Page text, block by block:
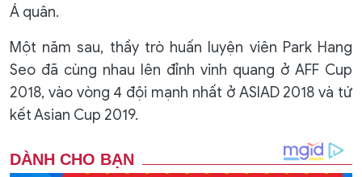
Á quân.
Một năm sau, thầy trò huấn luyện viên Park Hang
Seo đã cùng nhau lên đỉnh vinh quang ở AFF Cup
2018, vào vòng 4 đội mạnh nhất ở ASIAD 2018 và tứ
kết Asian Cup 2019.